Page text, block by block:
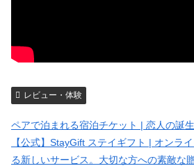
レビュー・体験
ペアで泊まれる宿泊チケット | 恋人の誕
【公式】StayGift ステイギフト | オンラ
る新しいサービス。大切な方への素敵な